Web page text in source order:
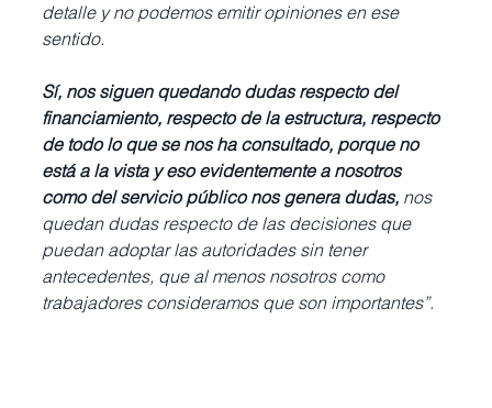
detalle y no podemos emitir opiniones en ese
sentido.
Sí, nos siguen quedando dudas respecto del
financiamiento, respecto de la estructura, respecto
de todo lo que se nos ha consultado, porque no
está a la vista y eso evidentemente a nosotros
como del servicio público nos genera dudas, nos
quedan dudas respecto de las decisiones que
puedan adoptar las autoridades sin tener
antecedentes, que al menos nosotros como
trabajadores consideramos que son importantes”.